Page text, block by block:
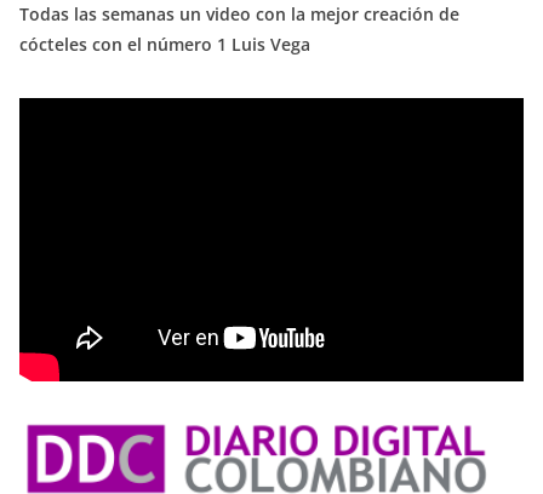
Todas las semanas un video con la mejor creación de
cócteles con el número 1 Luis Vega